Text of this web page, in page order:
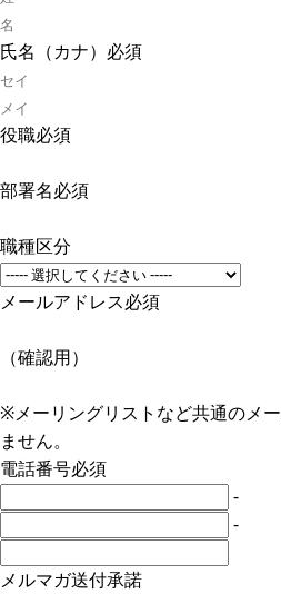
氏名（カナ） 必須
役職必須
部署名必須
職種区分
メールアドレス必須
（確認用）
※メーリングリストなど共通のメ
ません。
電話番号必須
-
-
メルマガ送付承諾